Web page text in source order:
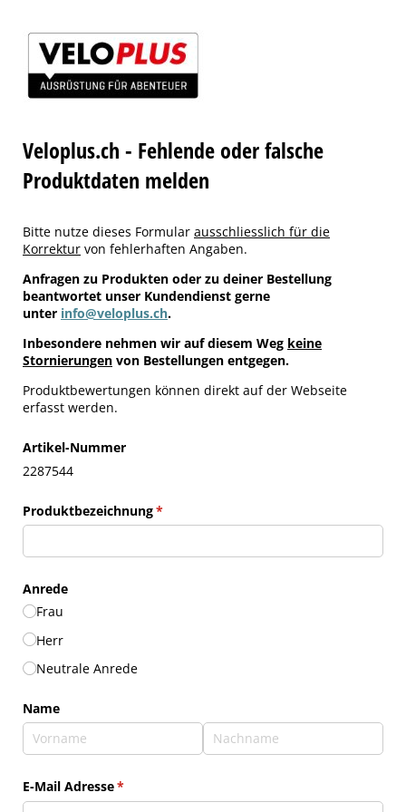
Veloplus.ch - Fehlende oder falsche
Produktdaten melden
Bitte nutze dieses Formular ausschliesslich für die
Korrektur von fehlerhaften Angaben.
Anfragen zu Produkten oder zu deiner Bestellung
beantwortet unser Kundendienst gerne
unter info@veloplus.ch.
Inbesondere nehmen wir auf diesem Weg keine
Stornierungen von Bestellungen entgegen.
Produktbewertungen können direkt auf der Webseite
erfasst werden.
Artikel-Nummer
2287544
Produktbezeichnung*
(erforderlich)
Anrede
Frau
Herr
Neutrale Anrede
Name
E-Mail Adresse*
(erforderlich)